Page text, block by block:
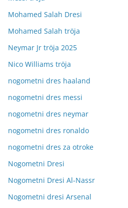
Mohamed Salah Dresi
Mohamed Salah tröja
Neymar Jr tröja 2025
Nico Williams tröja
nogometni dres haaland
nogometni dres messi
nogometni dres neymar
nogometni dres ronaldo
nogometni dres za otroke
Nogometni Dresi
Nogometni Dresi Al-Nassr
Nogometni dresi Arsenal